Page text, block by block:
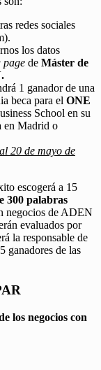
redes sociales
los datos
page de Máster de
1 ganador de una
beca para el ONE
School en su
en Madrid o
20 de mayo de
escogerá a 15
300 palabras
negocios de ADEN
evaluados por
la responsable de
ganadores de las
los negocios con